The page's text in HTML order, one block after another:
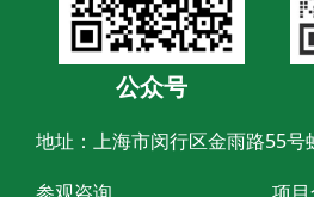
公众号
地址：上海市闵行区金雨路55号